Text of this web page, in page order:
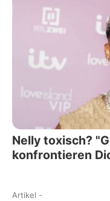
Nelly toxisch?
konfrontieren
Artikel -